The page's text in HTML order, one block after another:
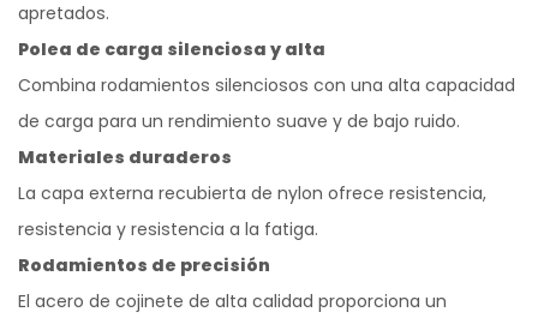
apretados.
Polea de carga silenciosa y alta
Combina rodamientos silenciosos con una alta capacidad
de carga para un rendimiento suave y de bajo ruido.
Materiales duraderos
La capa externa recubierta de nylon ofrece resistencia,
resistencia y resistencia a la fatiga.
Rodamientos de precisión
El acero de cojinete de alta calidad proporciona un